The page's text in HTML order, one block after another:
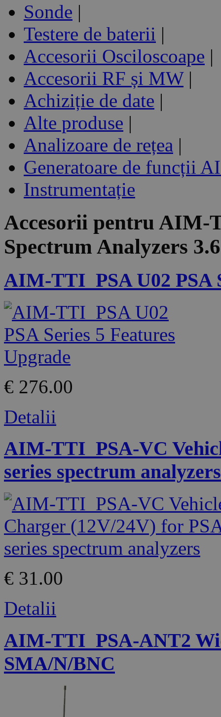
Sonde |
Testere de baterii |
Accesorii Osciloscoape |
Accesorii RF și MW|
Achiziție de date |
Alte produse |
Analizoare de rețea |
Generatoare de funcții
Instrumentație
Accesorii pentru AIM-
Spectrum Analyzers
AIM-TTI_PSA U02 PSA
€ 276.00
Detalii
AIM-TTI_PSA-VC
series spectrum analyzers
€ 31.00
Detalii
AIM-TTI_PSA-ANT2
SMA/N/BNC